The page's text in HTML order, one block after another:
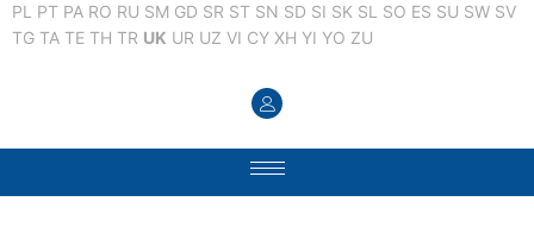
PL PT PA RO RU SM GD SR ST SN SD SI SK SL SO ES SU SW SV
TG TA TE TH TR UK UR UZ VI CY XH YI YO ZU